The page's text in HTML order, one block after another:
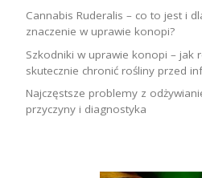
Cannabis Ruderalis – co to jest i
znaczenie w uprawie konopi?
Szkodniki w uprawie konopi – jak
skutecznie chronić rośliny przed
Najczęstsze problemy z
przyczyny i diagnostyka